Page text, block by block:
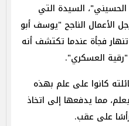
السيدة التي
الأعمال الناجح "يوسف أبو
فجأة عندما تكتشف أنه
العسكري".
كانوا على علم بهذه
مما يدفعها إلى اتخاذ
على عقب.